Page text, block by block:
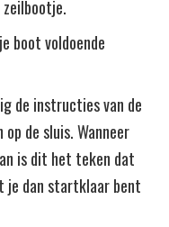
boot voldoende
de instructies van de
de sluis. Wanneer
is dit het teken dat
je dan startklaar bent